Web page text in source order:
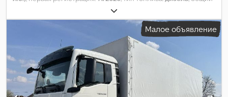
, следующая проверка (TÜV):
класс выбросов:Евро 6, длина грузового отсека:4 300 мм,
1 800 мм, высота
грузового отсека:
, Оборудование:ABS, кондиционер,
навигационная система, сажевый фильтр
Малое объявление